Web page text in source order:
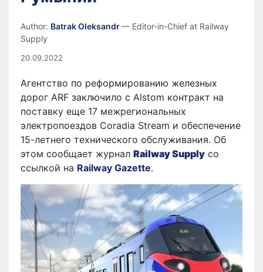
Author: Batrak Oleksandr— Editor-in-Chief at Railway
Supply
20.09.2022
Агентство по реформированию железных
дорог ARF заключило с Alstom контракт на
поставку еще 17 межрегиональных
электропоездов Coradia Stream и обеспечение
15-летнего технического обслуживания. Об
этом сообщает журнал Railway Supply со
ссылкой на Railway Gazette.